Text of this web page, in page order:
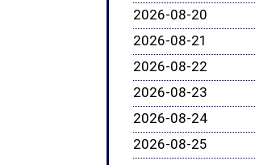
2026-08-20
2026-08-21
2026-08-22
2026-08-23
2026-08-24
2026-08-25